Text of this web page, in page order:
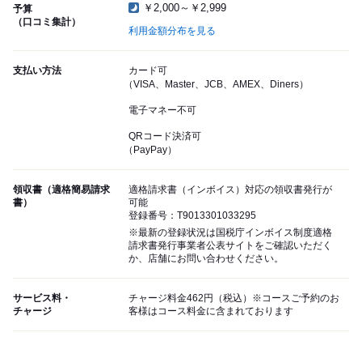
予算
（口コミ集計）
￥2,000～￥2,999
利用金額分布を見る
支払い方法
カード可
（VISA、Master、JCB、AMEX、Diners）
電子マネー不可
QRコード決済可
（PayPay）
領収書（適格簡易請求
書）
適格請求書（インボイス）対応の領収書発行が
可能
登録番号：T9013301033295
※最新の登録状況は国税庁インボイス制度適格
請求書発行事業者公表サイトをご確認いただく
か、店舗にお問い合わせください。
サービス料・
チャージ
チャージ料金462円（税込）※コースご予約のお
客様はコース料金に含まれております